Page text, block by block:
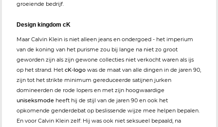
groeiende bedrijf.
Design kingdom cK
Maar Calvin Klein is niet alleen jeans en ondergoed - het imperium
van de koning van het purisme zou bij lange na niet zo groot
geworden zijn als zijn gewone collecties niet verkocht waren als ijs
op het strand. Het cK-logo was de maat van alle dingen in de jaren 90,
zijn tot het strikte minimum gereduceerde satijnen jurken
domineerden de rode lopers en met zijn hoogwaardige
uniseksmode heeft hij de stijl van de jaren 90 en ook het
opkomende genderdebat op beslissende wijze mee helpen bepalen.
En voor Calvin Klein zelf: Hij was ook niet seksueel bepaald, na